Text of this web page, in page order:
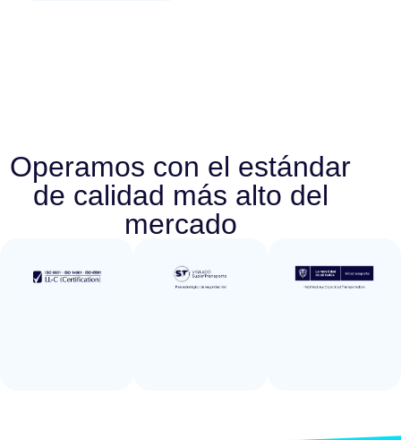
Operamos con el estándar
de calidad más alto del
mercado